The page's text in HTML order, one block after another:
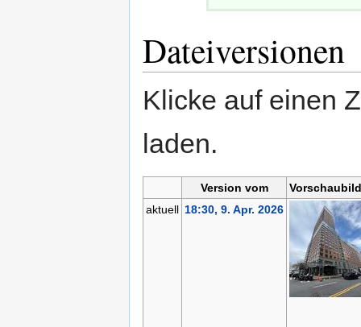
Dateiversionen
Klicke auf einen
laden.
Version vom
Vorschaubild
aktuell 18:30, 9. Apr. 2026